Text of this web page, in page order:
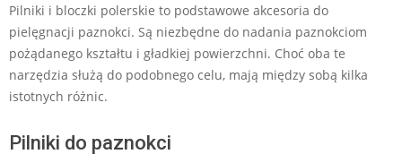
Pilniki i bloczki polerskie to podstawowe akcesoria do
pielęgnacji paznokci. Są niezbędne do nadania paznokciom
pożądanego kształtu i gładkiej powierzchni. Choć oba te
narzędzia służą do podobnego celu, mają między sobą kilka
istotnych różnic.
Pilniki do paznokci